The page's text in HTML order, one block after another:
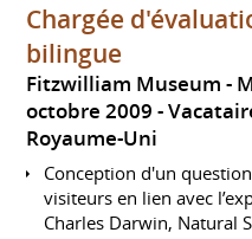
Chargée
bilingue
Fitzwilliam Museum
octobre 2009
Royaume-Uni
Conception d'un
visiteurs en lien avec
Charles Darwin, Natural